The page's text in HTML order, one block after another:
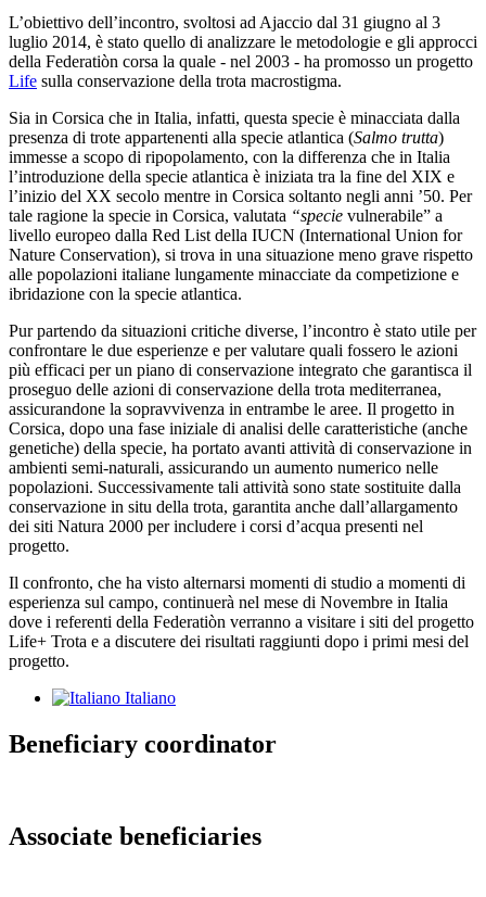
L’obiettivo dell’incontro, svoltosi ad Ajaccio dal 31 giugno al 3
luglio 2014, è stato quello di analizzare le metodologie e gli approcci
della Federatiòn corsa la quale - nel 2003 - ha promosso un progetto
Life sulla conservazione della trota macrostigma.
Sia in Corsica che in Italia, infatti, questa specie è minacciata dalla
presenza di trote appartenenti alla specie atlantica (Salmo trutta)
immesse a scopo di ripopolamento, con la differenza che in Italia
l’introduzione della specie atlantica è iniziata tra la fine del XIX e
l’inizio del XX secolo mentre in Corsica soltanto negli anni ’50. Per
tale ragione la specie in Corsica, valutata “specie vulnerabile” a
livello europeo dalla Red List della IUCN (International Union for
Nature Conservation), si trova in una situazione meno grave rispetto
alle popolazioni italiane lungamente minacciate da competizione e
ibridazione con la specie atlantica.
Pur partendo da situazioni critiche diverse, l’incontro è stato utile per
confrontare le due esperienze e per valutare quali fossero le azioni
più efficaci per un piano di conservazione integrato che garantisca il
proseguo delle azioni di conservazione della trota mediterranea,
assicurandone la sopravvivenza in entrambe le aree. Il progetto in
Corsica, dopo una fase iniziale di analisi delle caratteristiche (anche
genetiche) della specie, ha portato avanti attività di conservazione in
ambienti semi-naturali, assicurando un aumento numerico nelle
popolazioni. Successivamente tali attività sono state sostituite dalla
conservazione in situ della trota, garantita anche dall’allargamento
dei siti Natura 2000 per includere i corsi d’acqua presenti nel
progetto.
Il confronto, che ha visto alternarsi momenti di studio a momenti di
esperienza sul campo, continuerà nel mese di Novembre in Italia
dove i referenti della Federatiòn verranno a visitare i siti del progetto
Life+ Trota e a discutere dei risultati raggiunti dopo i primi mesi del
progetto.
Italiano
Beneficiary coordinator
Associate beneficiaries